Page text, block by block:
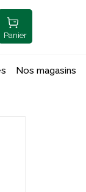
Panier
Nos magasins